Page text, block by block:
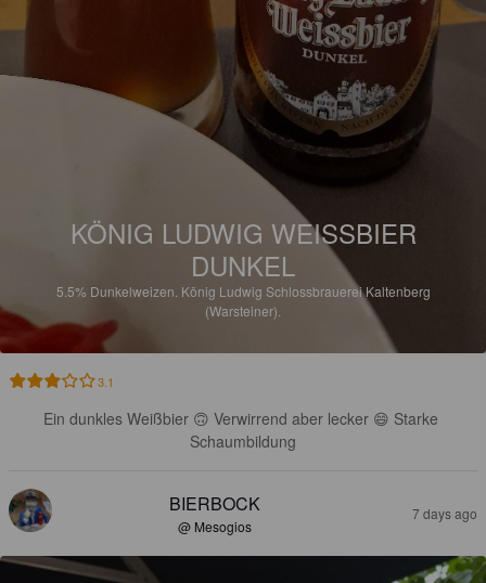
KÖNIG LUDWIG WEISSBIER
DUNKEL
5.5% Dunkelweizen. König Ludwig Schlossbrauerei Kaltenberg
(Warsteiner).
3.1
Ein dunkles Weißbier 🙃 Verwirrend aber lecker 😄 Starke
Schaumbildung
BIERBOCK
@ Mesogios
7 days ago